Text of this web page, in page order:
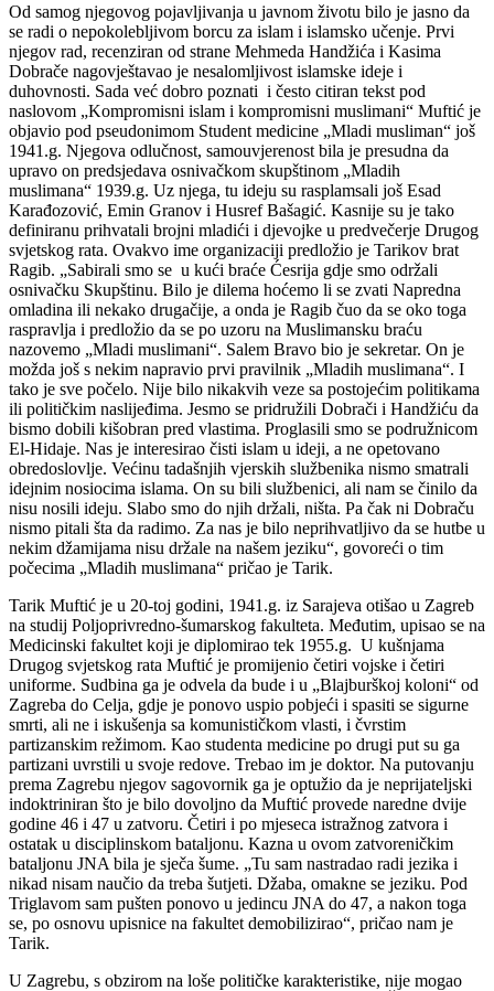
Od samog njegovog pojavljivanja u javnom životu bilo je jasno da
se radi o nepokolebljivom borcu za islam i islamsko učenje. Prvi
njegov rad, recenziran od strane Mehmeda Handžića i Kasima
Dobrače nagovještavao je nesalomljivost islamske ideje i
duhovnosti. Sada već dobro poznati i često citiran tekst pod
naslovom „Kompromisni islam i kompromisni muslimani“ Muftić je
objavio pod pseudonimom Student medicine „Mladi musliman“ još
1941.g. Njegova odlučnost, samouvjerenost bila je presudna da
upravo on predsjedava osnivačkom skupštinom „Mladih
muslimana“ 1939.g. Uz njega, tu ideju su rasplamsali još Esad
Karađozović, Emin Granov i Husref Bašagić. Kasnije su je tako
definiranu prihvatali brojni mladići i djevojke u predvečerje Drugog
svjetskog rata. Ovakvo ime organizaciji predložio je Tarikov brat
Ragib. „Sabirali smo se u kući braće Ćesrija gdje smo održali
osnivačku Skupštinu. Bilo je dilema hoćemo li se zvati Napredna
omladina ili nekako drugačije, a onda je Ragib čuo da se oko toga
raspravlja i predložio da se po uzoru na Muslimansku braću
nazovemo „Mladi muslimani“. Salem Bravo bio je sekretar. On je
možda još s nekim napravio prvi pravilnik „Mladih muslimana“. I
tako je sve počelo. Nije bilo nikakvih veze sa postojećim politikama
ili političkim naslijeđima. Jesmo se pridružili Dobrači i Handžiću da
bismo dobili kišobran pred vlastima. Proglasili smo se podružnicom
El-Hidaje. Nas je interesirao čisti islam u ideji, a ne opetovano
obredoslovlje. Većinu tadašnjih vjerskih službenika nismo smatrali
idejnim nosiocima islama. On su bili službenici, ali nam se činilo da
nisu nosili ideju. Slabo smo do njih držali, ništa. Pa čak ni Dobraču
nismo pitali šta da radimo. Za nas je bilo neprihvatljivo da se hutbe u
nekim džamijama nisu držale na našem jeziku“, govoreći o tim
počecima „Mladih muslimana“ pričao je Tarik.
Tarik Muftić je u 20-toj godini, 1941.g. iz Sarajeva otišao u Zagreb
na studij Poljoprivredno-šumarskog fakulteta. Međutim, upisao se na
Medicinski fakultet koji je diplomirao tek 1955.g. U kušnjama
Drugog svjetskog rata Muftić je promijenio četiri vojske i četiri
uniforme. Sudbina ga je odvela da bude i u „Blajburškoj koloni“ od
Zagreba do Celja, gdje je ponovo uspio pobjeći i spasiti se sigurne
smrti, ali ne i iskušenja sa komunističkom vlasti, i čvrstim
partizanskim režimom. Kao studenta medicine po drugi put su ga
partizani uvrstili u svoje redove. Trebao im je doktor. Na putovanju
prema Zagrebu njegov sagovornik ga je optužio da je neprijateljski
indoktriniran što je bilo dovoljno da Muftić provede naredne dvije
godine 46 i 47 u zatvoru. Četiri i po mjeseca istražnog zatvora i
ostatak u disciplinskom bataljonu. Kazna u ovom zatvoreničkim
bataljonu JNA bila je sječa šume. „Tu sam nastradao radi jezika i
nikad nisam naučio da treba šutjeti. Džaba, omakne se jeziku. Pod
Triglavom sam pušten ponovo u jedincu JNA do 47, a nakon toga
se, po osnovu upisnice na fakultet demobilizirao“, pričao nam je
Tarik.
U Zagrebu, s obzirom na loše političke karakteristike, nije mogao